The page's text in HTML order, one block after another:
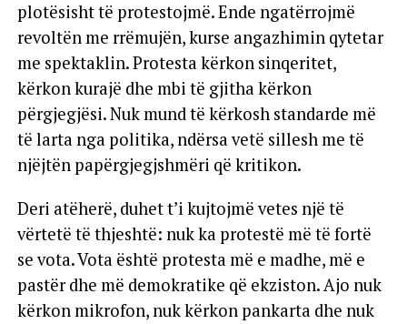
plotësisht të protestojmë. Ende ngatërrojmë
revoltën me rrëmujën, kurse angazhimin qytetar
me spektaklin. Protesta kërkon sinqeritet,
kërkon kurajë dhe mbi të gjitha kërkon
përgjegjësi. Nuk mund të kërkosh standarde më
të larta nga politika, ndërsa vetë sillesh me të
njëjtën papërgjegjshmëri që kritikon.
Deri atëherë, duhet t’i kujtojmë vetes një të
vërtetë të thjeshtë: nuk ka protestë më të fortë
se vota. Vota është protesta më e madhe, më e
pastër dhe më demokratike që ekziston. Ajo nuk
kërkon mikrofon, nuk kërkon pankarta dhe nuk